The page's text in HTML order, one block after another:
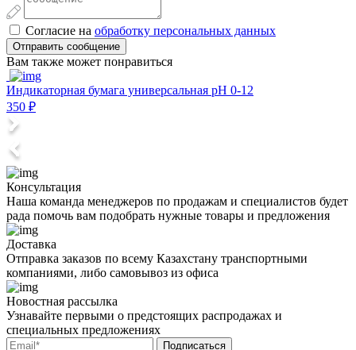
Согласие на обработку персональных данных
Отправить сообщение
Вам также может понравиться
Индикаторная бумага универсальная pH 0-12
350 ₽
Консультация
Наша команда менеджеров по продажам и специалистов будет
рада помочь вам подобрать нужные товары и предложения
Доставка
Отправка заказов по всему Казахстану транспортными
компаниями, либо самовывоз из офиса
Новостная рассылка
Узнавайте первыми о предстоящих распродажах и
специальных предложениях